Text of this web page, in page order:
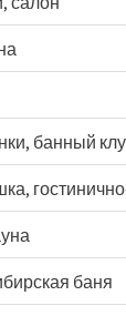
банный
баня